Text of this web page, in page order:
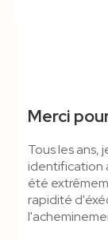
Merci
Tous les ans,
identification
été
rapidité